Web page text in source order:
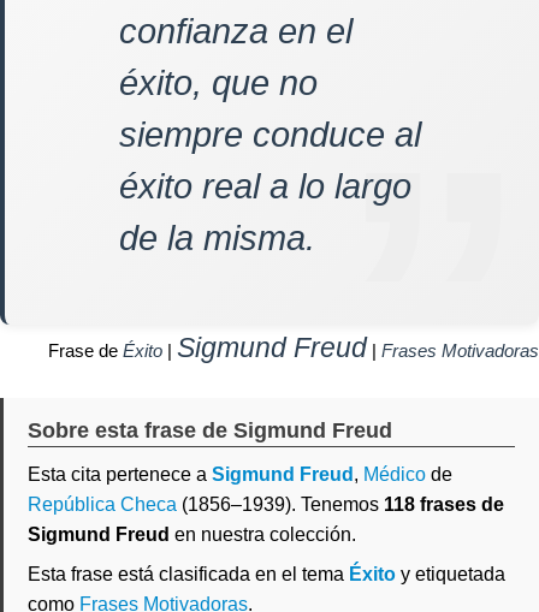
confianza en el
éxito, que no
siempre conduce al
éxito real a lo largo
de la misma.
Frase de Éxito | Sigmund Freud | Frases Motivadoras
Sobre esta frase de Sigmund Freud
Esta cita pertenece a Sigmund Freud , Médico de
República Checa (1856–1939). Tenemos 118 frases de
Sigmund Freud en nuestra colección.
Esta frase está clasificada en el tema Éxito y etiquetada
como Frases Motivadoras.